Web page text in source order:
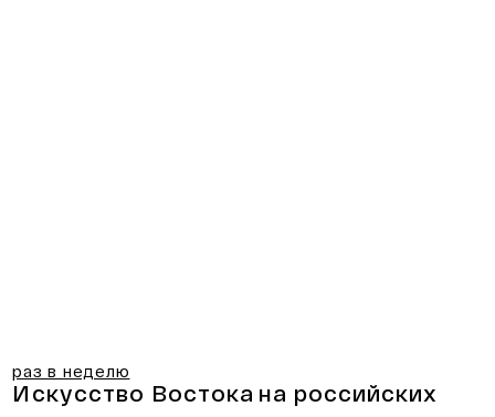
раз в неделю
Искусство Востока на российских